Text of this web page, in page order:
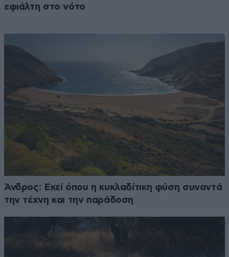
εφιάλτη στο νότο
Άνδρος: Εκεί όπου η κυκλαδίτικη φύση συναντά
την τέχνη και την παράδοση